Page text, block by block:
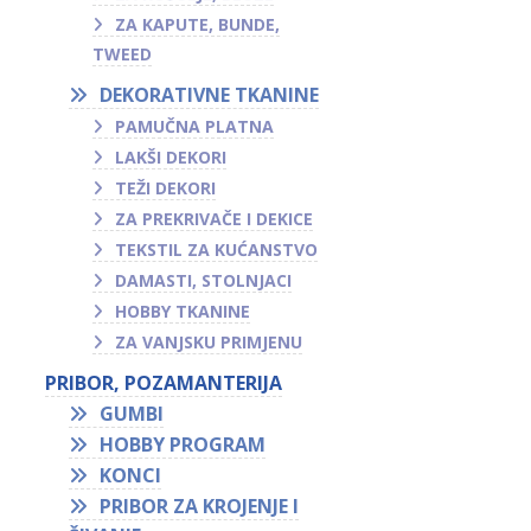
ZA KAPUTE, BUNDE,
TWEED
DEKORATIVNE TKANINE
PAMUČNA PLATNA
LAKŠI DEKORI
TEŽI DEKORI
ZA PREKRIVAČE I DEKICE
TEKSTIL ZA KUĆANSTVO
DAMASTI, STOLNJACI
HOBBY TKANINE
ZA VANJSKU PRIMJENU
PRIBOR, POZAMANTERIJA
GUMBI
HOBBY PROGRAM
KONCI
PRIBOR ZA KROJENJE I